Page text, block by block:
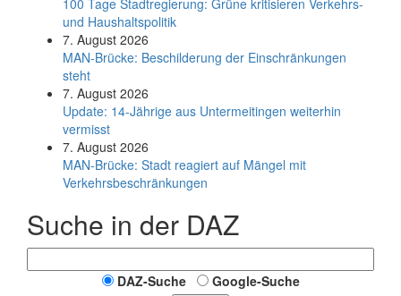
100 Tage Stadtregierung: Grüne kritisieren Verkehrs-
und Haushaltspolitik
7. August 2026
MAN-Brücke: Beschilderung der Einschränkungen
steht
7. August 2026
Update: 14-Jährige aus Untermeitingen weiterhin
vermisst
7. August 2026
MAN-Brücke: Stadt reagiert auf Mängel mit
Verkehrsbeschränkungen
Suche in der DAZ
DAZ-Suche
Google-Suche